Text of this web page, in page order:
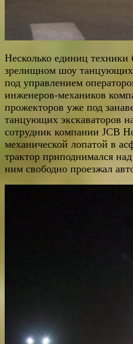
Несколько единиц техники
зрелищном шоу танцующих
под управлением
инженеров-механиков
прожекторов уже под
танцующих экскаваторов
сотрудник компании JCB
механической лопатой в
трактор приподнимался
ним свободно проезжал